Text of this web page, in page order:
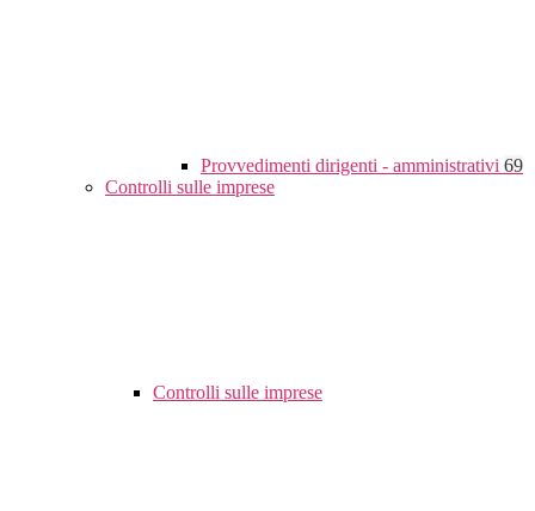
Provvedimenti dirigenti - amministrativi 69
Controlli sulle imprese
Controlli sulle imprese